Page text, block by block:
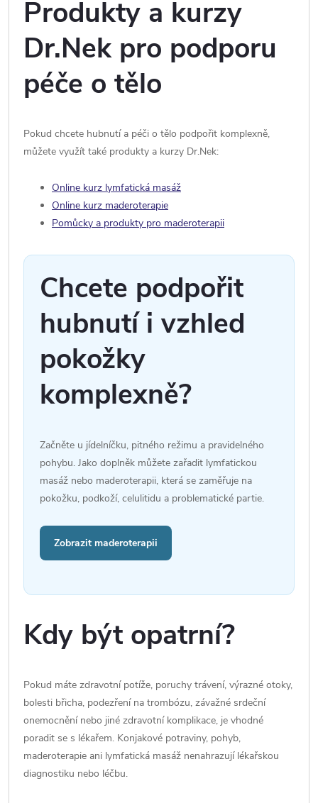
Produkty a kurzy
Dr.Nek pro podporu
péče o tělo
Pokud chcete hubnutí a péči o tělo podpořit komplexně,
můžete využít také produkty a kurzy Dr.Nek:
Online kurz lymfatická masáž
Online kurz maderoterapie
Pomůcky a produkty pro maderoterapii
Chcete podpořit
hubnutí i vzhled
pokožky
komplexně?
Začněte u jídelníčku, pitného režimu a pravidelného
pohybu. Jako doplněk můžete zařadit lymfatickou
masáž nebo maderoterapii, která se zaměřuje na
pokožku, podkoží, celulitidu a problematické partie.
Zobrazit maderoterapii
Kdy být opatrní?
Pokud máte zdravotní potíže, poruchy trávení, výrazné otoky,
bolesti břicha, podezření na trombózu, závažné srdeční
onemocnění nebo jiné zdravotní komplikace, je vhodné
poradit se s lékařem. Konjakové potraviny, pohyb,
maderoterapie ani lymfatická masáž nenahrazují lékařskou
diagnostiku nebo léčbu.